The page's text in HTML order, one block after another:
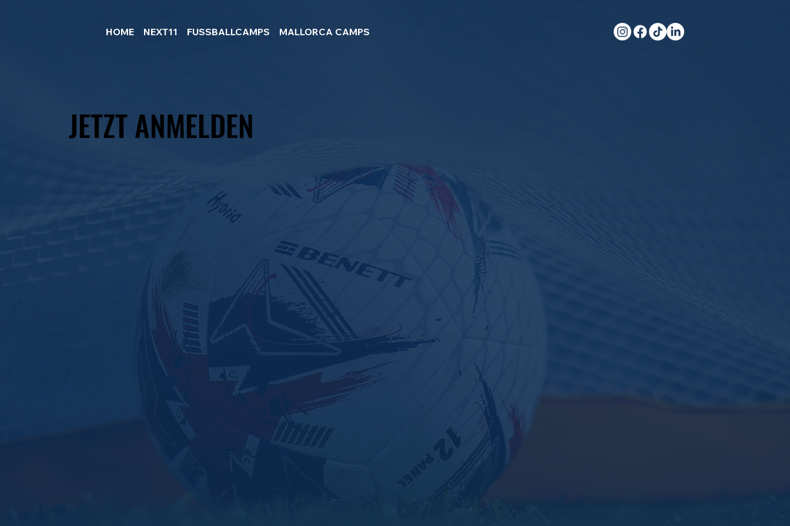
HOME NEXT11 FUSSBALLCAMPS MALLORCA CAMPS
JETZT ANMELDEN